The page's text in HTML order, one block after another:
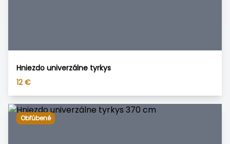
Hniezdo univerzálne tyrkys
12 €
Obľúbené